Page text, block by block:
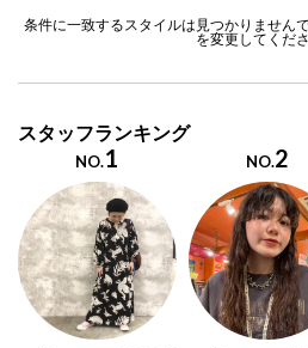
条件に一致するスタイルは見つかりません
を変更してくださ
スタッフランキング
NO.1 NO.2